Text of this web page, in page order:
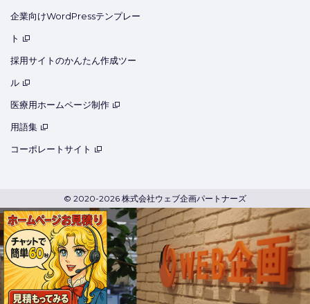
企業向けWordPressテンプレー
ト
採用サイトのかんたん作成ツー
ル
医療用ホームページ制作
用語集
コーポレートサイト
© 2020-2026 株式会社ウェブ企画パートナーズ